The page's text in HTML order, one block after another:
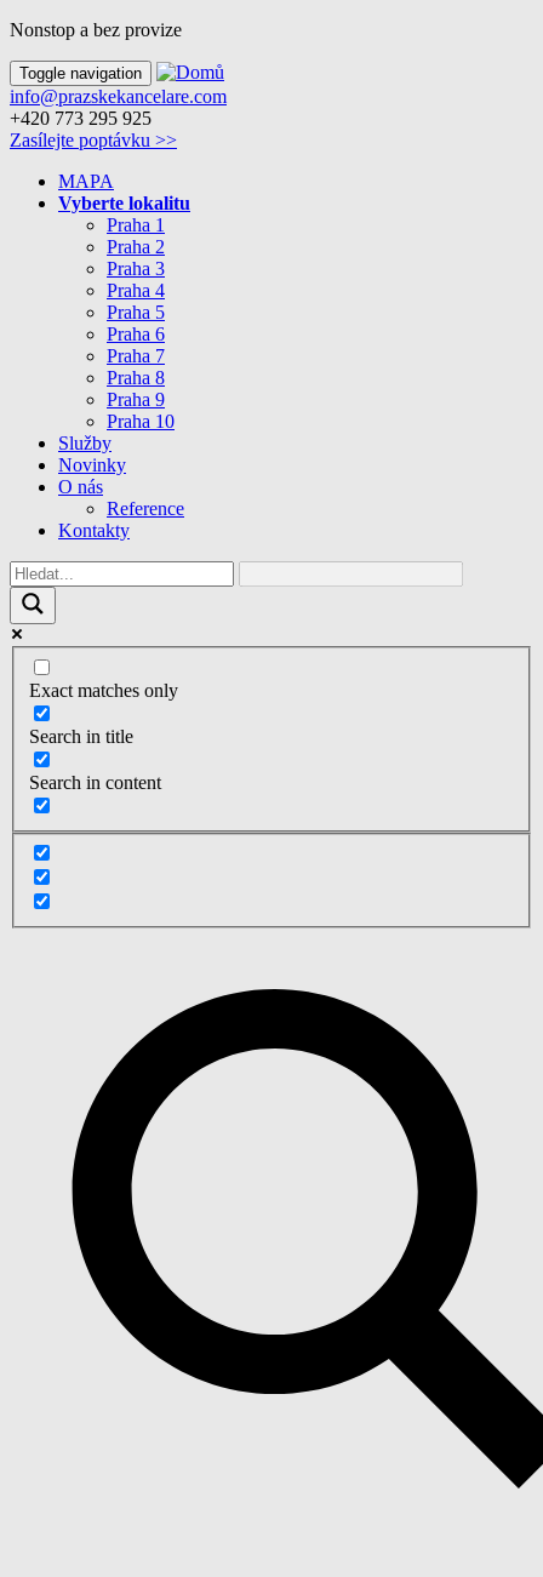
Nonstop a bez provize
Toggle navigation
info@prazskekancelare.com
+420 773 295 925
Zasílejte poptávku >>
MAPA
Vyberte lokalitu
Praha 1
Praha 2
Praha 3
Praha 4
Praha 5
Praha 6
Praha 7
Praha 8
Praha 9
Praha 10
Služby
Novinky
O nás
Reference
Kontakty
Exact matches only
Search in title
Search in content